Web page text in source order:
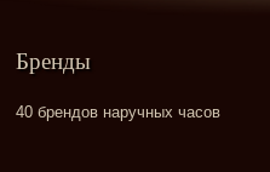
Бренды
40 брендов наручных часов